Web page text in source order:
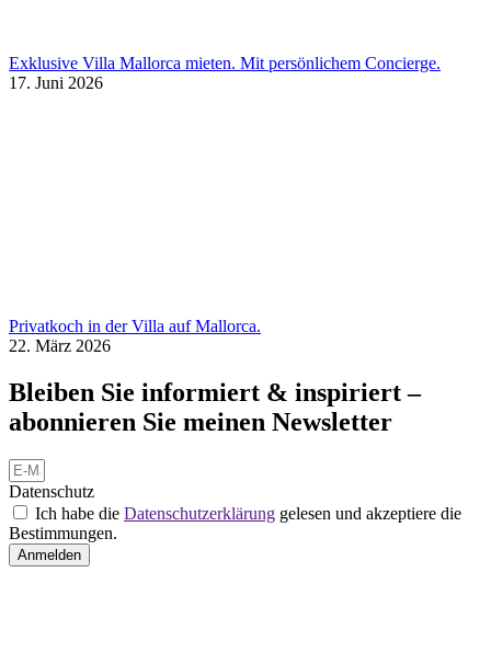
Exklusive Villa Mallorca mieten. Mit persönlichem Concierge.
17. Juni 2026
Privatkoch in der Villa auf Mallorca.
22. März 2026
Bleiben Sie informiert & inspiriert –
abonnieren Sie meinen Newsletter
Datenschutz
Ich habe die Datenschutzerklärung gelesen und akzeptiere die
Bestimmungen.
Anmelden